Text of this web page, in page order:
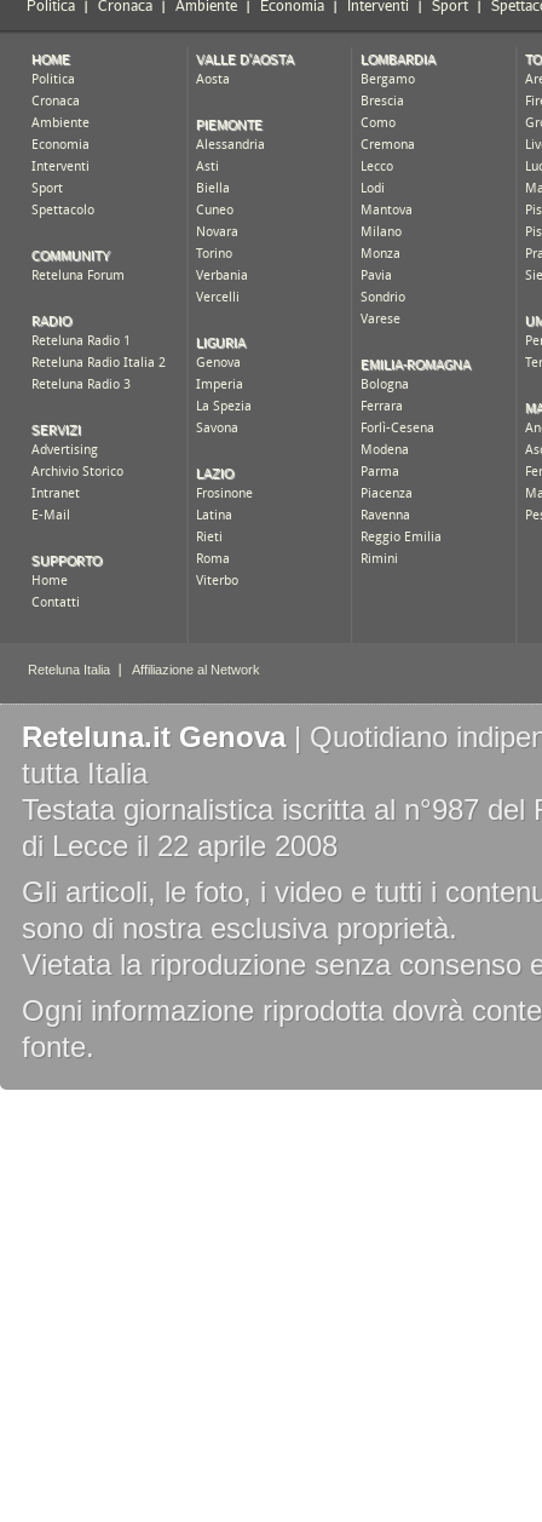
Reteluna.it Genova| Quotidiano
tutta Italia
Testata giornalistica iscritta al n°987
di Lecce il 22 aprile 2008
Gli articoli, le foto, i video e tutti i
sono di nostra esclusiva proprietà.
Vietata la riproduzione senza consenso
Ogni informazione riprodotta dovrà
fonte.